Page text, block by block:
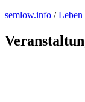
semlow.info /